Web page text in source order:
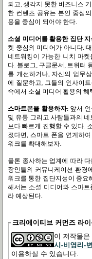
되고,생각지 못한 비즈니스
한 컨텐츠 공유는 본인 중심
용을 중심이 되어야 한다.
소셜 미디어를 활용한 집단
켓 중심의 미디어가 아니다.
네트워킹이 가능한 니치 마
다. 블로그, 구글문서, 트위터
를 개선하거나, 자신의 업무
에 질문하고, 그들의 인사이
속에서 소셜 미디어 활용의
스마트폰을 활용하자: 앞서
및 유통 그리고 사람들과의
보다 빠르게 진행할 수 있다.
졌다면, 스마트 폰을 연계하
워크를 확대해보자.
물론 종사하는 업계에 따라
장인들의 커뮤니케이션 환경
워크를 통한 집단지성이 중요
해서는 소셜 미디어와 스마
라 예상된다.
크리에이티브 커먼즈 라
이 저작물은
시-비영리-
이용하실 수 있습니다.